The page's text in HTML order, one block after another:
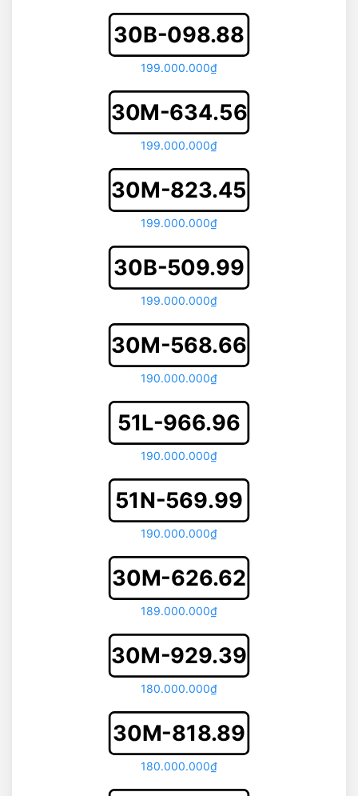
30B-098.88
199.000.000₫
30M-634.56
199.000.000₫
30M-823.45
199.000.000₫
30B-509.99
199.000.000₫
30M-568.66
190.000.000₫
51L-966.96
190.000.000₫
51N-569.99
190.000.000₫
30M-626.62
189.000.000₫
30M-929.39
180.000.000₫
30M-818.89
180.000.000₫